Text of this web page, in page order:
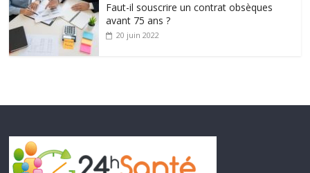
Faut-il souscrire un contrat obsèques
avant 75 ans ?
20 juin 2022